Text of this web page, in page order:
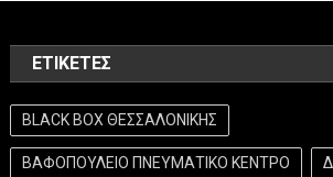
ΕΤΙΚΈΤΕΣ
BLACK BOX ΘΕΣΣΑΛΟΝΙΚΗΣ
ΒΑΦΟΠΟΥΛΕΙΟ ΠΝΕΥΜΑΤΙΚΟ ΚΕΝΤΡΟ